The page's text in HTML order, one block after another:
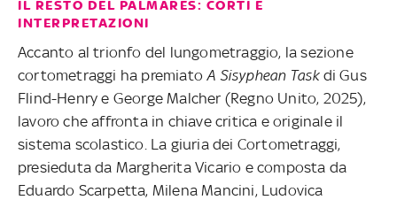
IL RESTO DEL PALMARÈS: CORTI E
INTERPRETAZIONI
Accanto al trionfo del lungometraggio, la sezione
cortometraggi ha premiatoA Sisyphean Taskdi Gus
Flind-Henry e George Malcher (Regno Unito, 2025),
lavoro che affronta in chiave critica e originale il
sistema scolastico. La giuria dei Cortometraggi,
presieduta da Margherita Vicario e composta da
Eduardo Scarpetta, Milena Mancini, Ludovica